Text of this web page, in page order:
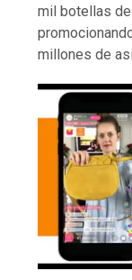
mil botellas
millones de